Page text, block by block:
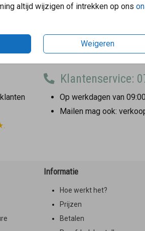
altijd wijzigen of intrekken op ons
Weigeren
Klantenservice:
Op werkdagen van
Mailen mag ook:
Informatie
Hoe werkt het?
Prijzen
Betalen